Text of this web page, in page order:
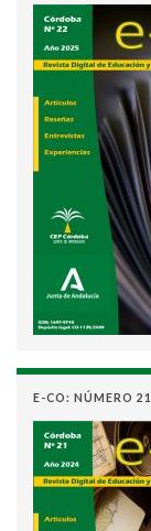
E-CO: NÚMERO 21